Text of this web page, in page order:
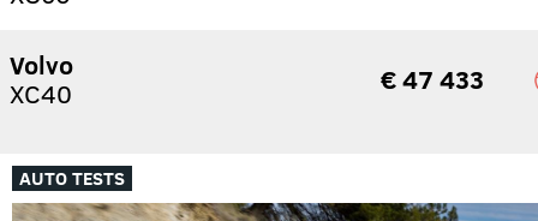
Volvo
XC40
€ 47 433
AUTO TESTS